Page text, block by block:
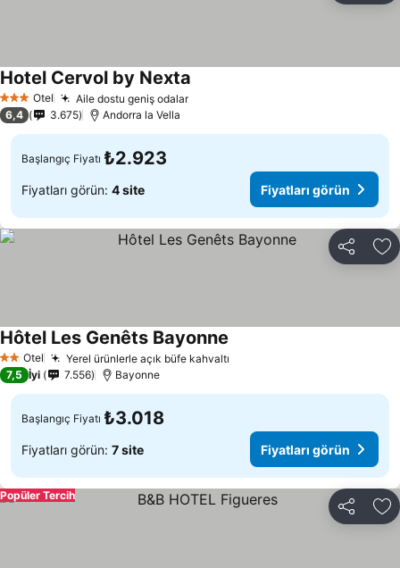
3 YıldızOtel Aile dostu geniş odalar
Hotel Cervol by Nexta
6,4 3.675 Andorra la Vella
Başlangıç Fiyatı ₺2.923
Fiyatları görün: 4 site Fiyatları görün
Paylaş
2 Yıldız
Otel Yerel ürünlerle açık büfe kahvaltı
Hôtel Les Genêts Bayonne
7,5 İyi 7.556 Bayonne
Başlangıç Fiyatı ₺3.018
Fiyatları görün: 7 site Fiyatları görün
Paylaş
Popüler Tercih